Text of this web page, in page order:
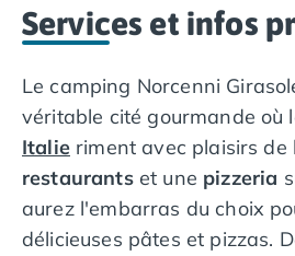
Programme de fidélité
Nos petits prix 2026
Nos hébergements
Nos Mobils-Homes/nos-
Nos Tentes équipées/nos-
/nos-
La marque Tohapi by Homair
Vivez l'expérience
Qui sommes nous ?
Services et infos
Le camping Norcenni
véritable cité gourmande où
Italieriment avec plaisirs de
restaurants et une pizzeria
aurez l'embarras du choix
délicieuses pâtes et pizzas.